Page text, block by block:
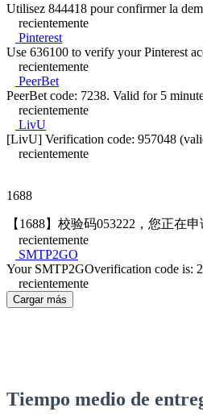
Utilisez 844418 pour confirmer la
recientemente
Pinterest
Use 636100 to verify your Pinterest
recientemente
PeerBet
PeerBet code: 7238. Valid for 5
recientemente
LivU
[LivU] Verification code: 957048
recientemente
1688
【1688】校验码053222，您正在
recientemente
SMTP2GO
Your SMTP2GOverification code is:
recientemente
Cargar más
Tiempo medio de